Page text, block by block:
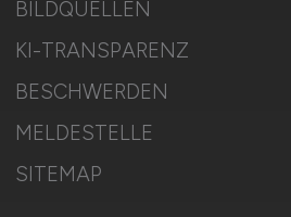
BILDQUELLEN
KI-TRANSPARENZ
BESCHWERDEN
MELDESTELLE
SITEMAP